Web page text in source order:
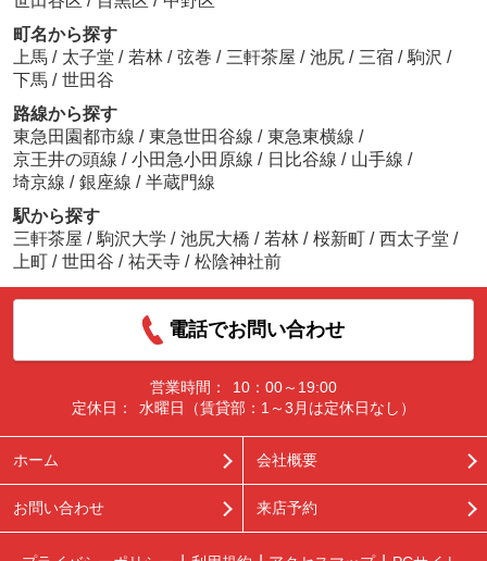
町名から探す
上馬 / 太子堂 / 若林 / 弦巻 / 三軒茶屋 / 池尻 / 三宿 / 駒沢 /
下馬 / 世田谷
路線から探す
東急田園都市線 / 東急世田谷線 / 東急東横線 /
京王井の頭線 / 小田急小田原線 / 日比谷線 / 山手線 /
埼京線 / 銀座線 / 半蔵門線
駅から探す
三軒茶屋 / 駒沢大学 / 池尻大橋 / 若林 / 桜新町 / 西太子堂 /
上町 / 世田谷 / 祐天寺 / 松陰神社前
電話でお問い合わせ
営業時間：
10：00～19:00
定休日：
水曜日（賃貸部：1～3月は定休日なし）
ホーム 会社概要
お問い合わせ 来店予約